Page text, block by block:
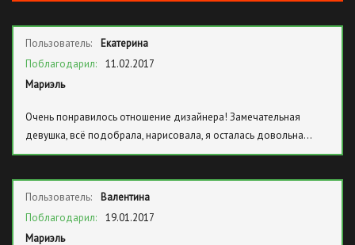
Пользователь:
Екатерина
Поблагодарил:
11.02.2017
Мариэль
Очень понравилось отношение дизайнера! Замечательная
девушка, всё подобрала, нарисовала, я осталась довольна...
Пользователь:
Валентина
Поблагодарил:
19.01.2017
Мариэль